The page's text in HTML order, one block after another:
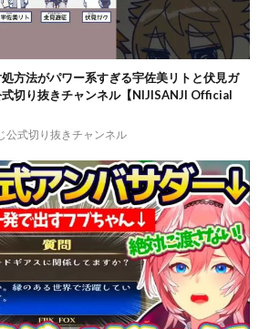
方法がパワー系すぎる宇佐美リトと伏見ガ
切り抜きチャンネル【NIJISANJI Official
公式切り抜きチャンネル